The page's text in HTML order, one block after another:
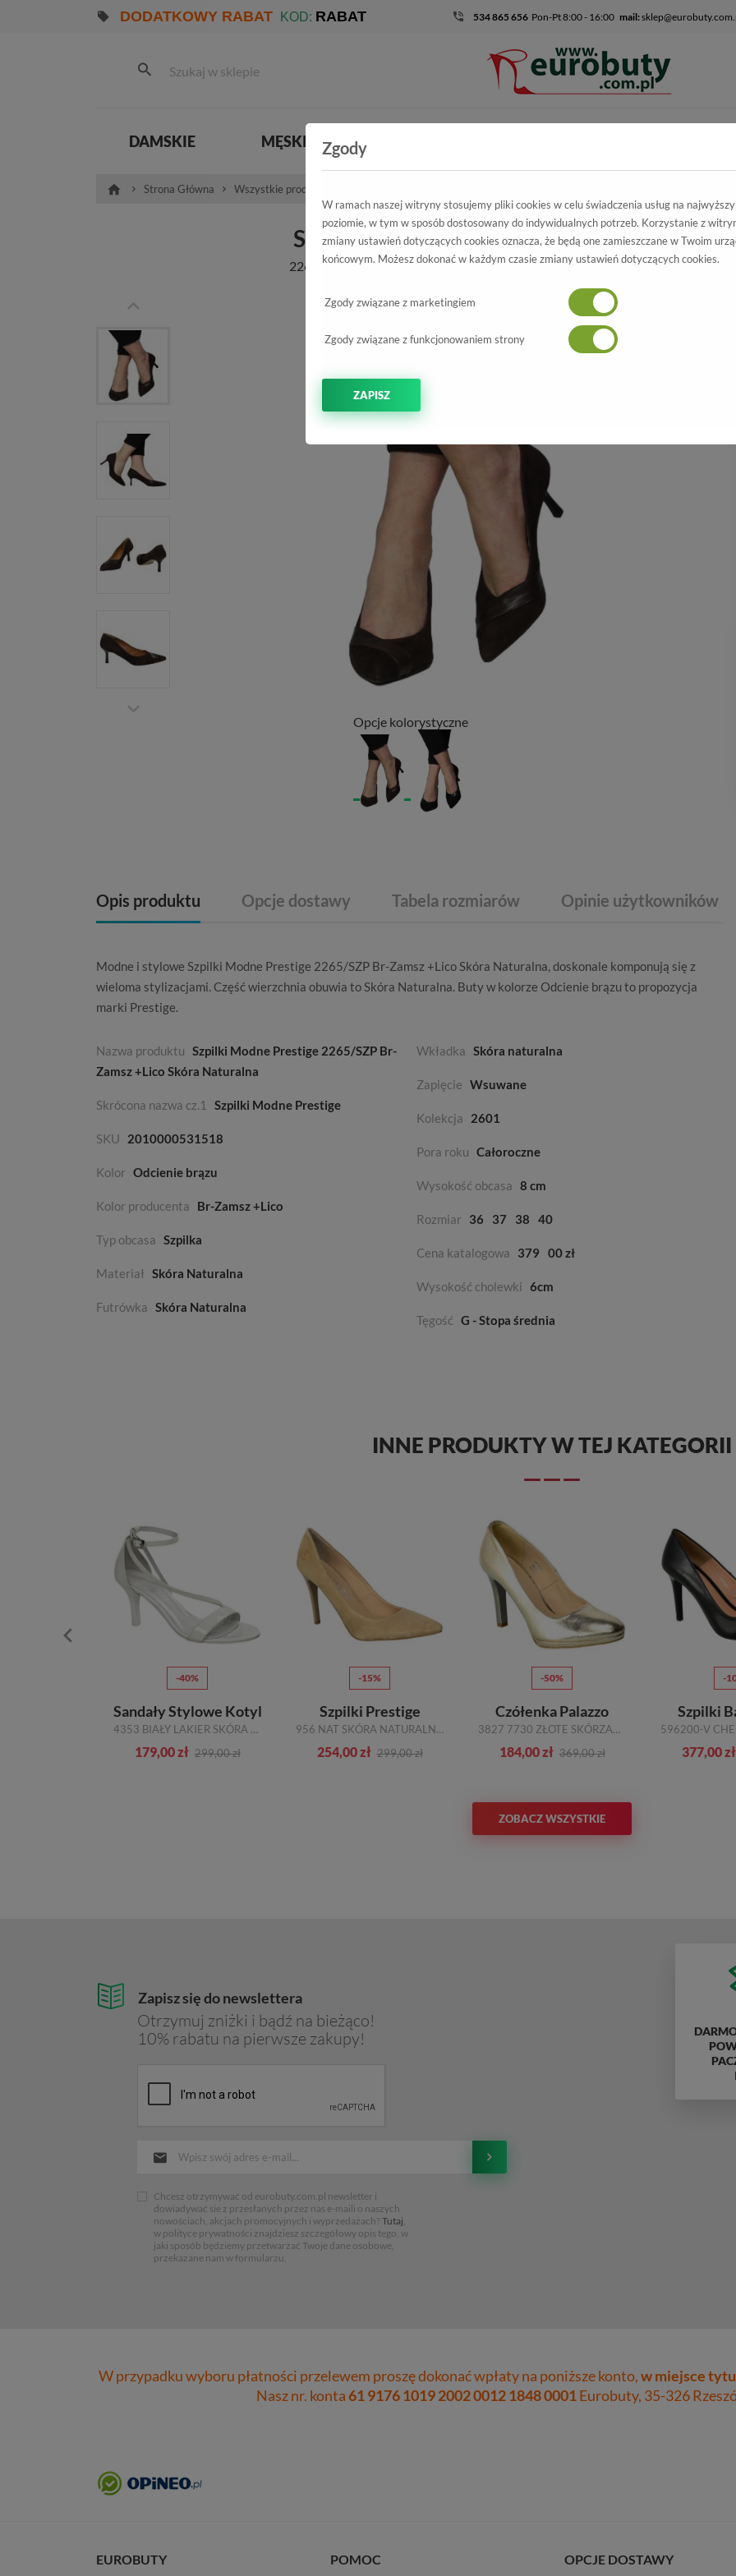
DODATKOWY RABAT KOD: RABAT 534 865 656 Pon-Pt 8:00 - 16:00 mail:
DAMSKIE MĘSKIE
Strona Główna Wszystkie produkty Szpilki Modne Prestige 2265/SZP
Szpilki Modne Prestige
2265/SZP Br-Zamsz +Lico Skóra Naturalna
NOWOŚĆ -15%
Opcje kolorystyczne
Opis produktu Opcje dostawy Tabela rozmiarów Opinie użytkowników
Modne i stylowe Szpilki Modne Prestige 2265/SZP Br-Zamsz +Lico Skóra Naturalna, doskonale komponują się z
wieloma stylizacjami. Część wierzchnia obuwia toSkóra Naturalna. Buty w kolorze Odcienie brązu to propozycja
marki Prestige.
Nazwa produktu Szpilki Modne Prestige 2265/SZP Br-
Zamsz +Lico Skóra Naturalna
Skrócona nazwa cz.1 Szpilki Modne Prestige
SKU 2010000531518
Kolor Odcienie brązu
Kolor producenta Br-Zamsz +Lico
Typ obcasa Szpilka
Materiał Skóra Naturalna
Futrówka Skóra Naturalna
Wkładka Skóra naturalna
Zapięcie Wsuwane
Kolekcja 2601
Pora roku Całoroczne
Wysokość obcasa 8 cm
Rozmiar 36 37 38 40
Cena katalogowa 379 00 zł
Wysokość cholewki 6cm
Tęgość G - Stopa średnia
INNE PRODUKTY W TEJ KATEGORII
-40%
Sandały Stylowe Kotyl
4353 BIAŁY LAKIER SKÓRA NATURALNA TN
179,00 zł 299,00 zł
-15%
Szpilki Prestige
956 NAT SKÓRA NATURALNA_TN
254,00 zł 299,00 zł
-50%
Czółenka Palazzo
3827 7730 ZŁOTE SKÓRZANE
184,00 zł 369,00 zł
-
Szpilki
377,00 zł
ZOBACZ WSZYSTKIE
Zapisz się do newslettera
Otrzymuj zniżki i bądź na bieżąco!
10% rabatu na pierwsze zakupy!
Chcesz otrzymywać od eurobuty.com.pl newsletter i
dowiadywać sie z przesłanych przez nas e-maili o naszych
nowościach, akcjach promocyjnych i wyprzedażach? Tutaj,
w polityce prywatności znajdziesz szczegółowy opis tego, w
jaki sposób będziemy przetwarzać Twoje dane osobowe,
przekazane nam w formularzu.
W przypadku wyboru płatności przelewem proszę dokonać wpłaty na poniższe konto,w miejsce
Nasz nr. konta61 9176 1019 2002 0012 1848 0001Eurobuty, 35-326
EUROBUTY POMOC OPCJE DOSTAWY
Zgody
W ramach naszej witryny stosujemy pliki cookies w celu świadczenia usług na
poziomie, w tym w sposób dostosowany do indywidualnych potrzeb. Korzystanie z
zmiany ustawień dotyczących cookies oznacza, że będą one zamieszczane w Twoim
końcowym. Możesz dokonać w każdym czasie zmiany ustawień dotyczących cookies.
Zgody związane z marketingiem
Zgody związane z funkcjonowaniem strony
ZAPISZ